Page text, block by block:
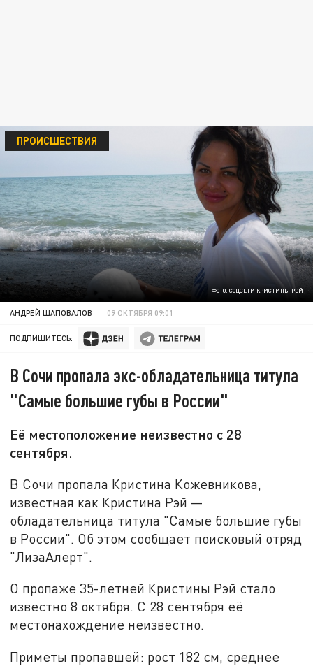
ФОТО: СОЦСЕТИ КРИСТИНЫ РЭЙ
ПРОИСШЕСТВИЯ
АНДРЕЙ ШАПОВАЛОВ 09 ОКТЯБРЯ 09:01
ПОДПИШИТЕСЬ:
В Сочи пропала экс-обладательница титула
"Самые большие губы в России"
Её местоположение неизвестно с 28
сентября.
В Сочи пропала Кристина Кожевникова,
известная как Кристина Рэй —
обладательница титула "Самые большие губы
в России". Об этом сообщает поисковый отряд
"ЛизаАлерт".
О пропаже 35-летней Кристины Рэй стало
известно 8 октября. С 28 сентября её
местонахождение неизвестно.
Приметы пропавшей: рост 182 см, среднее